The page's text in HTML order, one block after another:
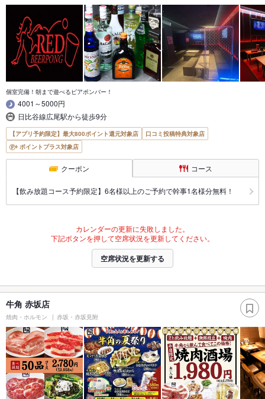
個室完備！朝まで遊べるビアポンバー！
4001～5000円
日比谷線広尾駅から徒歩9分
【アプリ予約限定】最大800ポイント還元対象店
口コミ投稿特典対象店
ポイントプラス対象店
クーポン コース
【飲み放題コース予約限定】6名様以上のご予約で幹事1名様分無料！
カレンダーの更新に失敗しました。
下記ボタンを押して空席状況を更新してください。
空席状況を更新する
牛角 赤坂店
焼肉・ホルモン 赤坂・赤坂見附